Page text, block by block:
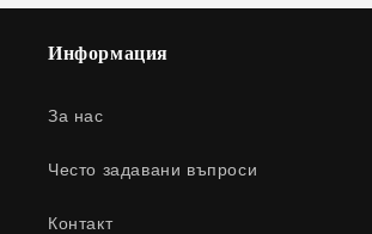
Информация
За нас
Често задавани въпроси
Контакт